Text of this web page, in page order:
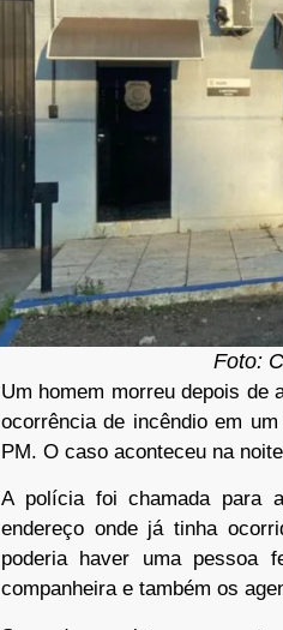
Foto:
Um homem morreu depois de
ocorrência de incêndio em
PM. O caso aconteceu na
A polícia foi chamada para
endereço onde já tinha
poderia haver uma pessoa
companheira e também os